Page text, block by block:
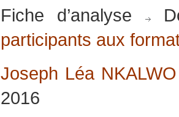
Fiche d’analyse
participants aux
Joseph Léa
2016